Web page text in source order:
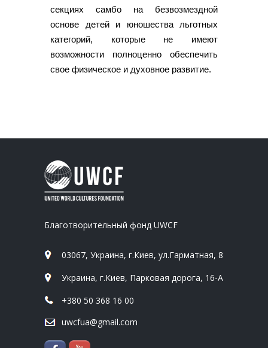
секциях самбо на безвозмездной
основе детей и юношества льготных
категорий, которые не имеют
возможности полноценно обеспечить
свое физическое и духовное развитие.
Благотворительный фонд UWCF
03067, Украина, г.Киев, ул.Гарматная, 8
Украина, г.Киев, Парковая дорога, 16-А
+380 50 368 16 00
uwcfua@gmail.com